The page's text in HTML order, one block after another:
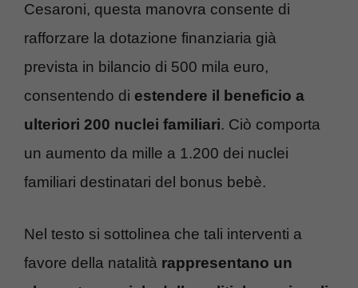
Cesaroni, questa manovra consente di
rafforzare la dotazione finanziaria già
prevista in bilancio di 500 mila euro,
consentendo di estendere il beneficio a
ulteriori 200 nuclei familiari. Ciò comporta
un aumento da mille a 1.200 dei nuclei
familiari destinatari del bonus bebè.
Nel testo si sottolinea che tali interventi a
favore della natalità rappresentano un